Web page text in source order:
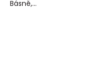
Básně,...